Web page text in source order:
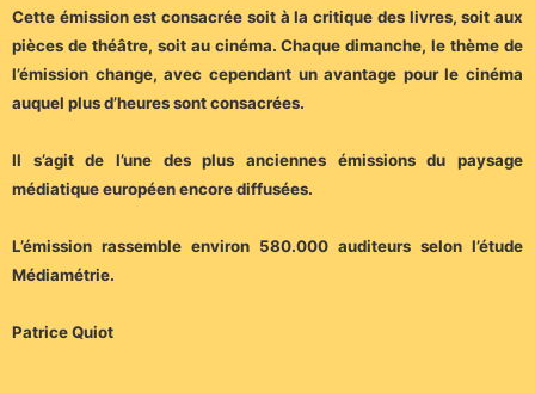
Cette émission est consacrée soit à la critique des livres, soit aux
pièces de théâtre, soit au cinéma. Chaque dimanche, le thème de
l’émission change, avec cependant un avantage pour le cinéma
auquel plus d’heures sont consacrées.
Il s’agit de l’une des plus anciennes émissions du paysage
médiatique européen encore diffusées.
L’émission rassemble environ 580.000 auditeurs selon l’étude
Médiamétrie.
Patrice Quiot